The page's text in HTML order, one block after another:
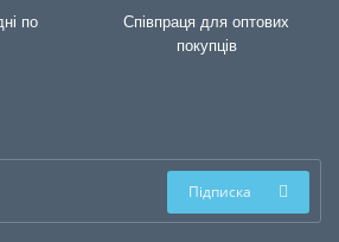
по
Співпраця для оптових
покупців
Підписка